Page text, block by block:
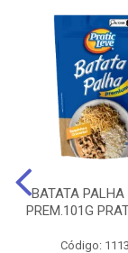
BATATA PALHA
PREM.101G
Código: